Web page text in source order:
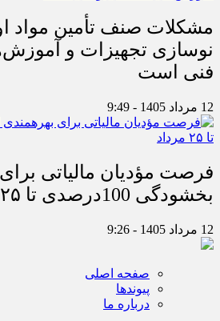
مشکلات صنف تأمین مواد
نوسازی تجهیزات و
فنی است
12 مرداد 1405 - 9:49
بخشودگی 100درصدی تا ۲۵ مرداد
12 مرداد 1405 - 9:26
صفحه اصلی
پیوندها
درباره ما